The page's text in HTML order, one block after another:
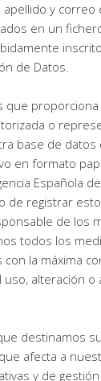
y correo
en un
de Datos.
que
o
base de datos
en formato
Española
de registrar
de los
todos los
la máxima
alteración o
destinamos
afecta a
y de